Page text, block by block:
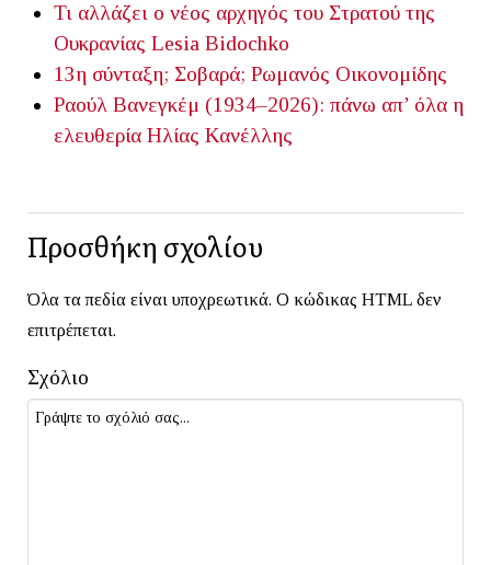
Τι αλλάζει ο νέος αρχηγός του Στρατού της
Ουκρανίας Lesia Bidochko
13η σύνταξη; Σοβαρά; Ρωμανός Οικονομίδης
Ραούλ Βανεγκέμ (1934–2026): πάνω απ’ όλα η
ελευθερία Ηλίας Κανέλλης
Προσθήκη σχολίου
Όλα τα πεδία είναι υποχρεωτικά. Ο κώδικας HTML δεν
επιτρέπεται.
Σχόλιο